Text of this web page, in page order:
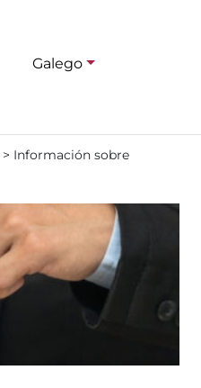
Galego
> Información sobre